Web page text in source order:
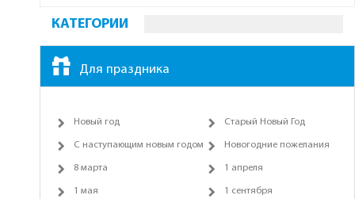
КАТЕГОРИИ
Для праздника
Новый год Старый Новый Год
С наступающим новым годом Новогодние пожелания
8 марта 1 апреля
1 мая 1 сентября